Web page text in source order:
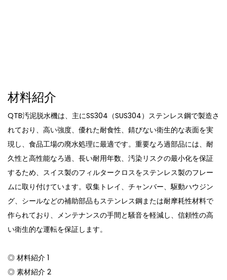
材料紹介
QTB汚泥脱水機は、主にSS304（SUS304）ステンレス鋼で製造さ
れており、高い強度、優れた耐食性、錆びない衛生的な表面を実
現し、食品工場の廃水処理に最適です。重要なろ過部品には、耐
久性と高性能なろ過、長い耐用年数、汚染リスクの最小化を保証
するため、スイス製のフィルタークロスをステンレス製のフレー
ムに取り付けています。収集トレイ、チャンバー、駆動ハウジン
グ、シールなどの補助部品もステンレス鋼または耐摩耗性材料で
作られており、メンテナンスの手間と騒音を軽減し、信頼性の高
い衛生的な運転を保証します。
◎ 材料紹介 1
◎ 素材紹介 2